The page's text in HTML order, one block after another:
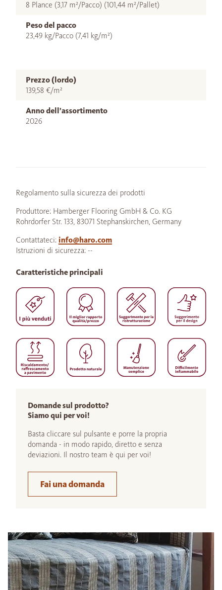
8 Plance (3,17 m²/Pacco) (101,44 m²/Pallet)
Peso del pacco
23,49 kg/Pacco (7,41 kg/m²)
Prezzo (lordo)
139,58 €/m²
Anno dell’assortimento
2026
Regolamento sulla sicurezza dei prodotti
Produttore: Hamberger Flooring GmbH & Co. KG
Rohrdorfer Str. 133, 83071 Stephanskirchen, Germany
Contattateci: info@haro.com
Istruzioni di sicurezza: --
Domande sul prodotto?
Siamo qui per voi!
Basta cliccare sul pulsante e porre la propria
domanda - in modo rapido, diretto e senza
deviazioni. Il nostro team è qui per voi!
Fai una domanda
Caratteristiche principali